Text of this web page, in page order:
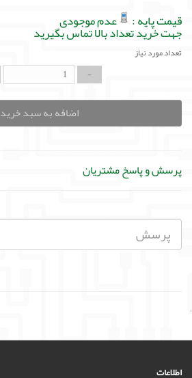
قیمت پایه : عدم موجودی
جهت خرید تعداد بالا تماس بگیرید
تعداد مورد نیاز
اضافه به سبد خرید
پرسش و پاسخ مشتریان
'
اطلاعات